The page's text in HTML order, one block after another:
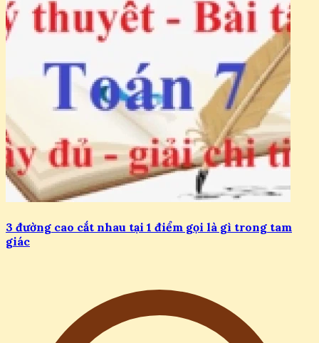
3 đường cao cắt nhau tại 1 điểm gọi là gì trong tam
giác